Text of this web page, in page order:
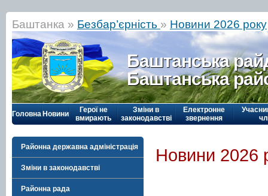
Баштанка » Безбар’єрність » Новини 2026 року
Баштанська
Баштанська
Головна Новини
Герої не
вмирають
Зміни в
законодавстві
Електронне
звернення
Районна державна адміністрація
Зміни в законодавстві
Районна рада
Новини 2026